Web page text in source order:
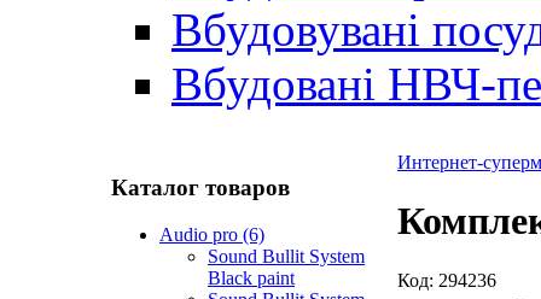
Вбудовувані
Вбудовані НВЧ-
Каталог товаров
Audio pro (6)
Sound Bullit System
Black paint
Интернет-
Код: 294236